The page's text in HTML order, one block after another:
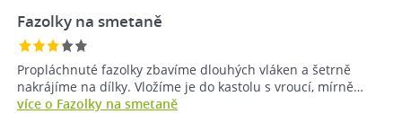
Fazolky na smetaně
Propláchnuté fazolky zbavíme dlouhých vláken a šetrně
nakrájíme na dílky. Vložíme je do kastolu s vroucí, mírně…
více o Fazolky na smetaně